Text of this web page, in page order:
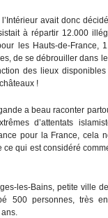
avait donc
à répartir 12.000
les Hauts-de-France,
de se débrouiller dans
des lieux
!
a beau raconter
d’attentats
pour la France, cela
ce qui est considéré
les-Bains, petite ville
500 personnes, très